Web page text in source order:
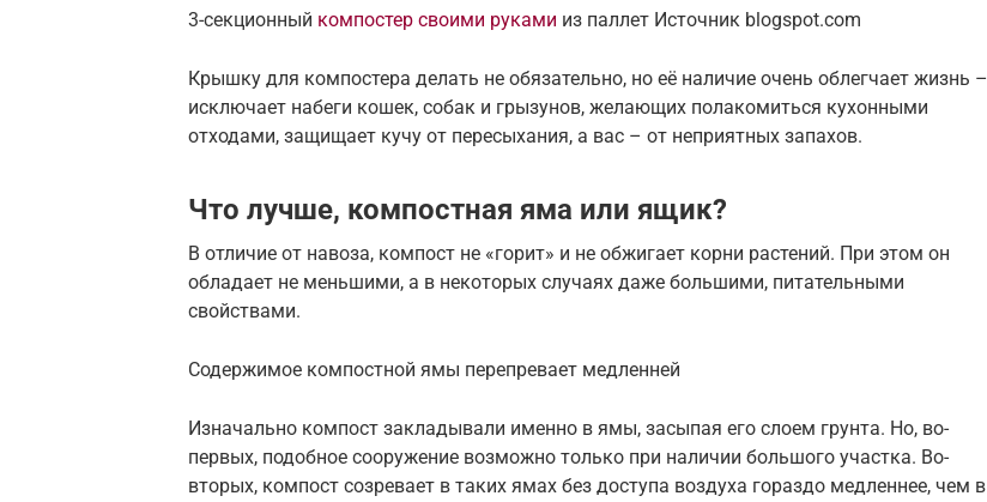
3-секционный компостер своими руками из паллет Источник blogspot.com
Крышку для компостера делать не обязательно, но её наличие очень облегчает жизнь –
исключает набеги кошек, собак и грызунов, желающих полакомиться кухонными
отходами, защищает кучу от пересыхания, а вас – от неприятных запахов.
Что лучше, компостная яма или ящик?
В отличие от навоза, компост не «горит» и не обжигает корни растений. При этом он
обладает не меньшими, а в некоторых случаях даже большими, питательными
свойствами.
Содержимое компостной ямы перепревает медленней
Изначально компост закладывали именно в ямы, засыпая его слоем грунта. Но, во-
первых, подобное сооружение возможно только при наличии большого участка. Во-
вторых, компост созревает в таких ямах без доступа воздуха гораздо медленнее, чем в